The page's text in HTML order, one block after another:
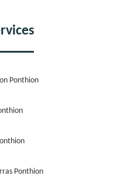
Ponthion
Ponthion